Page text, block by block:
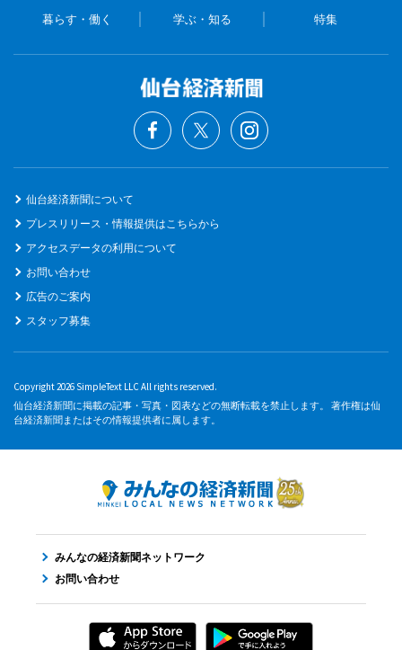
暮らす・働く 学ぶ・知る 特集
仙台経済新聞について
プレスリリース・情報提供はこちらから
アクセスデータの利用について
お問い合わせ
広告のご案内
スタッフ募集
Copyright 2026 SimpleText LLC All rights reserved.
仙台経済新聞に掲載の記事・写真・図表などの無断転載を禁止します。 著作権は仙
台経済新聞またはその情報提供者に属します。
みんなの経済新聞ネットワーク
お問い合わせ